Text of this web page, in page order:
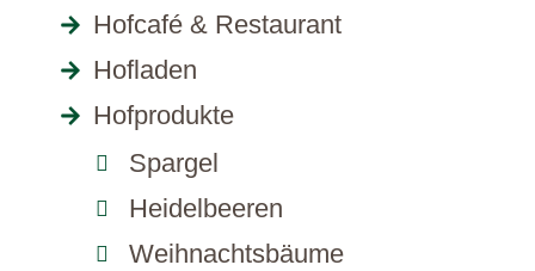
Hofcafé & Restaurant
Hofladen
Hofprodukte
Spargel
Heidelbeeren
Weihnachtsbäume